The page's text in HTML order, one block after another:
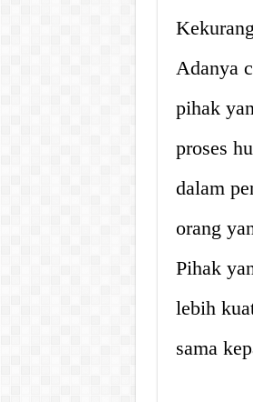
Adanya
pihak
proses
dalam
orang
Pihak
lebih
sama